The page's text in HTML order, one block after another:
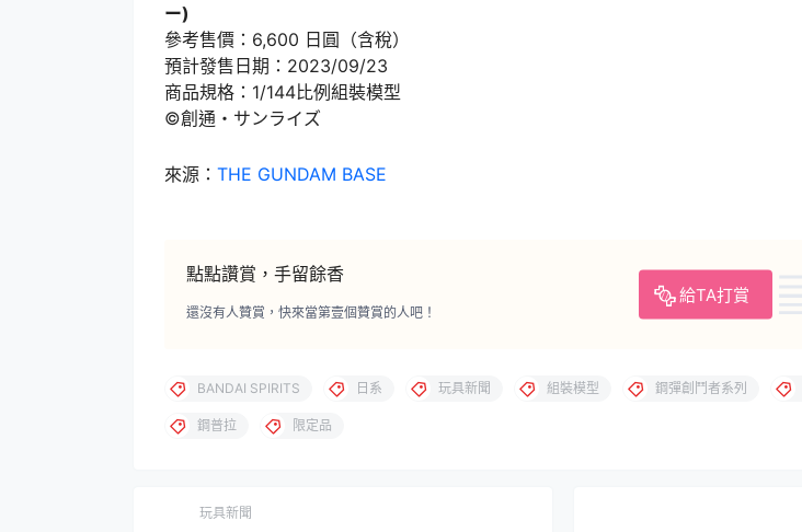
ー)
參考售價：6,600 日圓（含稅）
預計發售日期：2023/09/23
商品規格：1/144比例組裝模型
©創通・サンライズ
來源： THE GUNDAM BASE
點點讚賞，手留餘香
給TA打賞
還沒有人贊賞，快來當第壹個贊賞的人吧！
BANDAI SPIRITS 日系 玩具新聞 組裝模型 鋼彈創鬥者系列
鋼普拉 限定品
玩具新聞